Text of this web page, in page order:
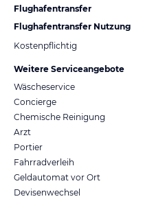
Flughafentransfer
Flughafentransfer Nutzung
Kostenpflichtig
Weitere Serviceangebote
Wäscheservice
Concierge
Chemische Reinigung
Arzt
Portier
Fahrradverleih
Geldautomat vor Ort
Devisenwechsel